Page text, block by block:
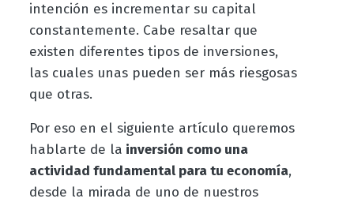
intención es incrementar su capital
constantemente. Cabe resaltar que
existen diferentes tipos de inversiones,
las cuales unas pueden ser más riesgosas
que otras.
Por eso en el siguiente artículo queremos
hablarte de la inversión como una
actividad fundamental para tu economía,
desde la mirada de uno de nuestros